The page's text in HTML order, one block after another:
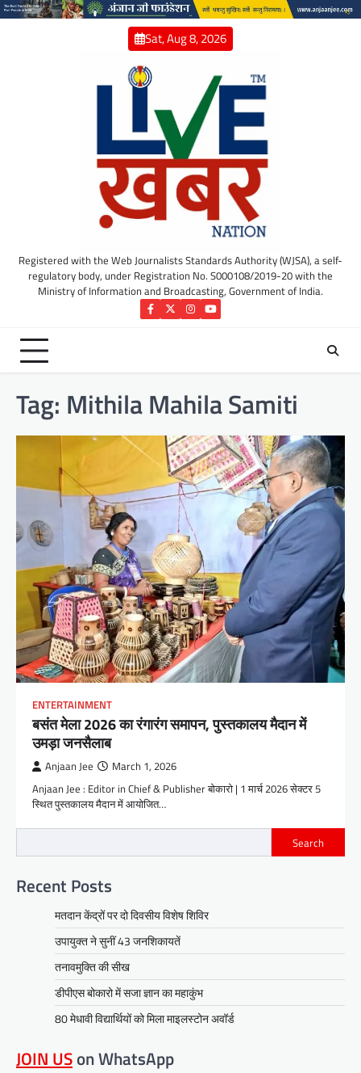
Skip
Sat, Aug 8, 2026
Registered with the Web Journalists Standards Authority (WJSA), a self-
regulatory body, under Registration No. S000108/2019-20 with the
Ministry of Information and Broadcasting, Government of India.
Facebook
TwitterInstagram
YouTube
Tag: Mithila Mahila Samiti
ENTERTAINMENT
बसंत मेला 2026 का रंगारंग समापन, पुस्तकालय मैदान में
उमड़ा जनसैलाब
Anjaan Jee March 1, 2026
Anjaan Jee : Editor in Chief & Publisher बोकारो | 1 मार्च 2026 सेक्टर 5
स्थित पुस्तकालय मैदान में आयोजित…
Search
Recent Posts
मतदान केंद्रों पर दो दिवसीय विशेष शिविर
उपायुक्त ने सुनीं 43 जनशिकायतें
तनावमुक्ति की सीख
डीपीएस बोकारो में सजा ज्ञान का महाकुंभ
80 मेधावी विद्यार्थियों को मिला माइलस्टोन अवॉर्ड
JOIN USon WhatsApp